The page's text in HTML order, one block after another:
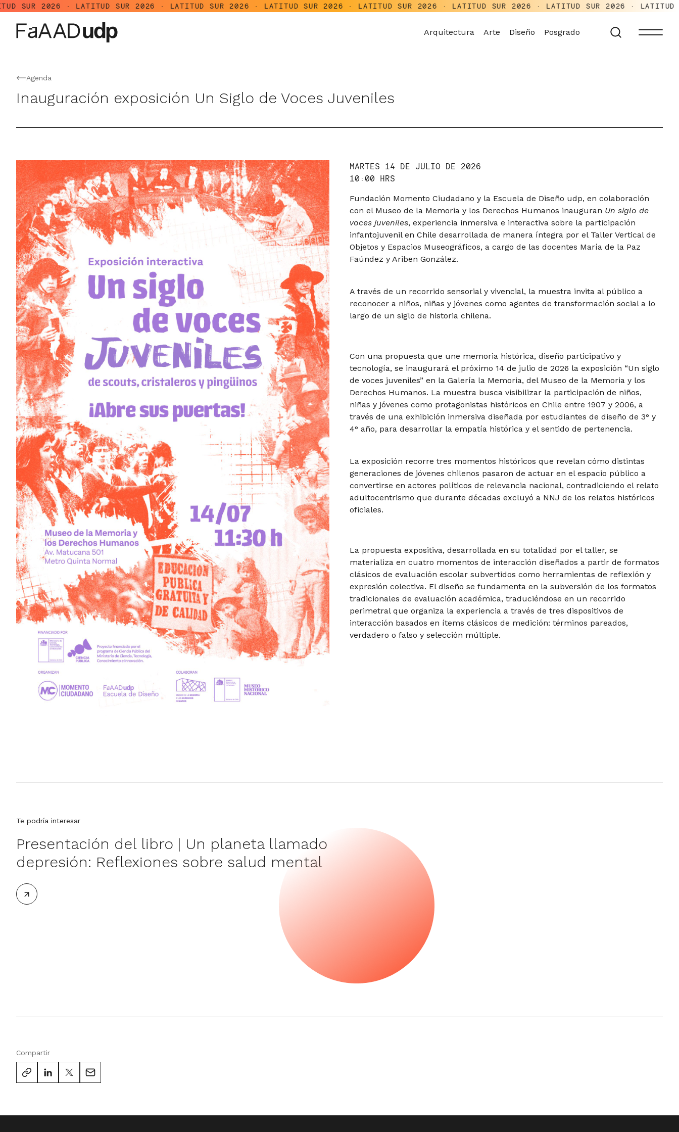
· LATITUD SUR 2026 · LATITUD SUR 2026 · LATITUD SUR 2026 · LATITUD SUR 2026 · LATITUD SUR 2026 · LATITUD SUR 2026 · LATITUD
Arquitectura Arte Diseño Posgrado
Agenda
Inauguración exposición Un Siglo de Voces Juveniles
MARTES 14 DE JULIO DE 2026
10:00 HRS
Fundación Momento Ciudadano y la Escuela de Diseño udp, en colaboración
con el Museo de la Memoria y los Derechos Humanos inauguran Un siglo de
voces juveniles, experiencia inmersiva e interactiva sobre la participación
infantojuvenil en Chile desarrollada de manera íntegra por el Taller Vertical de
Objetos y Espacios Museográficos, a cargo de las docentes María de la Paz
Faúndez y Ariben González.
A través de un recorrido sensorial y vivencial, la muestra invita al público a
reconocer a niños, niñas y jóvenes como agentes de transformación social a lo
largo de un siglo de historia chilena.
Con una propuesta que une memoria histórica, diseño participativo y
tecnología, se inaugurará el próximo 14 de julio de 2026 la exposición “Un siglo
de voces juveniles” en la Galería la Memoria, del Museo de la Memoria y los
Derechos Humanos. La muestra busca visibilizar la participación de niños,
niñas y jóvenes como protagonistas históricos en Chile entre 1907 y 2006, a
través de una exhibición inmersiva diseñada por estudiantes de diseño de 3° y
4° año, para desarrollar la empatía histórica y el sentido de pertenencia.
La exposición recorre tres momentos históricos que revelan cómo distintas
generaciones de jóvenes chilenos pasaron de actuar en el espacio público a
convertirse en actores políticos de relevancia nacional, contradiciendo el relato
adultocentrismo que durante décadas excluyó a NNJ de los relatos históricos
oficiales.
La propuesta expositiva, desarrollada en su totalidad por el taller, se
materializa en cuatro momentos de interacción diseñados a partir de formatos
clásicos de evaluación escolar subvertidos como herramientas de reflexión y
expresión colectiva. El diseño se fundamenta en la subversión de los formatos
tradicionales de evaluación académica, traduciéndose en un recorrido
perimetral que organiza la experiencia a través de tres dispositivos de
interacción basados en ítems clásicos de medición: términos pareados,
verdadero o falso y selección múltiple.
Te podría interesar
Presentación del libro | Un planeta llamado
depresión: Reflexiones sobre salud mental
Compartir